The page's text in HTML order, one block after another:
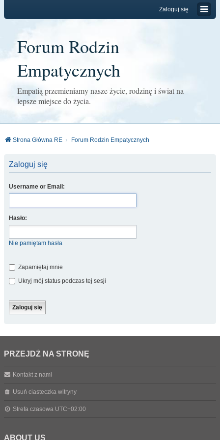
Zaloguj się
Forum Rodzin
Empatycznych
Empatią przemieniamy nasze życie, rodzinę i świat na
lepsze miejsce do życia.
Strona Główna RE Forum Rodzin Empatycznych
Zaloguj się
Username or Email:
Hasło:
Nie pamiętam hasła
Zapamiętaj mnie
Ukryj mój status podczas tej sesji
PRZEJDŹ NA STRONĘ
Kontakt z nami
Usuń ciasteczka witryny
Strefa czasowa UTC+02:00
ABOUT US